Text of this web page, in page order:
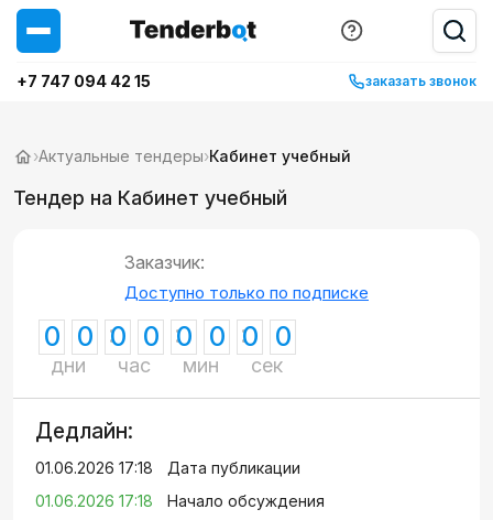
+7 747 094 42 15 заказать звонок
›Актуальные тендеры›Кабинет учебный
Тендер на Кабинет учебный
Заказчик:
Доступно только по подписке
0 0
дни
0 0
час
0 0
мин
0 0
сек
Дедлайн:
01.06.2026 17:18
Дата публикации
01.06.2026 17:18
Начало обсуждения